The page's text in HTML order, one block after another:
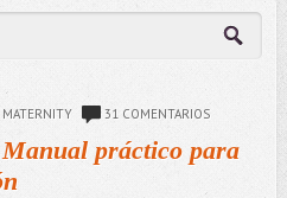
MATERNITY 31 COMENTARIOS
práctico para